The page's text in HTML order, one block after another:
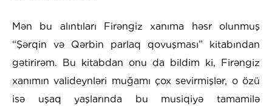
Mən bu alıntıları Firəngiz xanıma həsr olunmuş
“Şərqin və Qərbin parlaq qovuşması” kitabından
gətirirəm. Bu kitabdan onu da bildim ki, Firəngiz
xanımın valideynləri muğamı çox sevirmişlər, o özü
isə uşaq yaşlarında bu musiqiyə tamamilə